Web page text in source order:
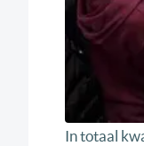
In totaal